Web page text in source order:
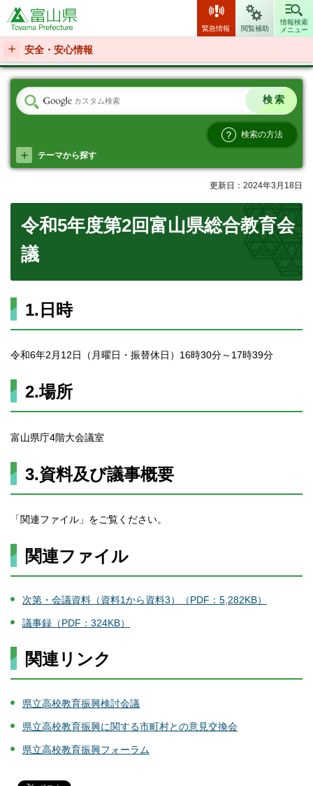
富山県
緊急情報 閲覧補助
情報検索
メニュー
安全・安心情報
検索の方法
テーマから探す
更新日：2024年3月18日
令和5年度第2回富山県総合教育会
議
1.日時
令和6年2月12日（月曜日・振替休日）16時30分～17時39分
2.場所
富山県庁4階大会議室
3.資料及び議事概要
「関連ファイル」をご覧ください。
関連ファイル
次第・会議資料（資料1から資料3）（PDF：5,282KB）
議事録（PDF：324KB）
関連リンク
県立高校教育振興検討会議
県立高校教育振興に関する市町村との意見交換会
県立高校教育振興フォーラム